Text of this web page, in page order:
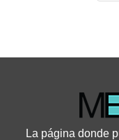
La página donde